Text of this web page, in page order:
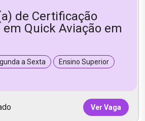
de Certificação
Quick Aviação em
a Sexta
Ensino Superior
Ver Vaga